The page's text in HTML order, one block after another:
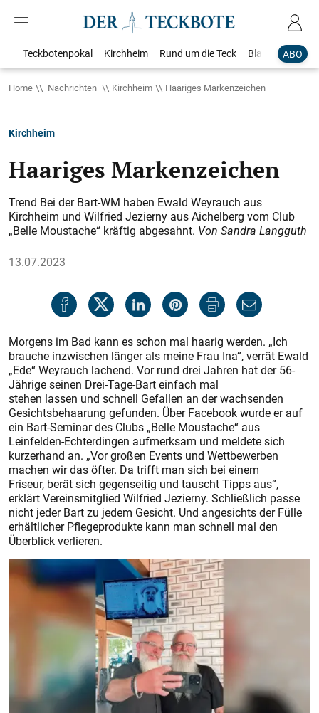
ABO
Teckbotenpokal Kirchheim Rund um die Teck Blaulicht
Home Nachrichten Kirchheim Haariges Markenzeichen
Kirchheim
Haariges Markenzeichen
Trend Bei der Bart-WM haben Ewald Weyrauch aus
Kirchheim und Wilfried Jezierny aus Aichelberg vom Club
„Belle Moustache“ kräftig abgesahnt. Von Sandra Langguth
13.07.2023
Morgens im Bad kann es schon mal haarig werden. „Ich
brauche inzwischen länger als meine Frau Ina“, verrät Ewald
„Ede“ Weyrauch lachend. Vor rund drei Jahren hat der 56-
Jährige seinen Drei-Tage-Bart einfach mal
stehen lassen und schnell Gefallen an der wachsenden
Gesichtsbehaarung gefunden. Über Facebook wurde er auf
ein Bart-Seminar des Clubs „Belle Moustache“ aus
Leinfelden-Echterdingen aufmerksam und meldete sich
kurzerhand an. „Vor großen Events und Wettbewerben
machen wir das öfter. Da trifft man sich bei einem
Friseur, berät sich gegenseitig und tauscht Tipps aus“,
erklärt Vereinsmitglied Wilfried Jezierny. Schließlich passe
nicht jeder Bart zu jedem Gesicht. Und angesichts der Fülle
erhältlicher Pflegeprodukte kann man schnell mal den
Überblick verlieren.